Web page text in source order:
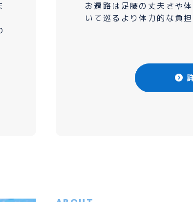
お遍路は足腰の丈夫さや
いて巡るより体力的な負